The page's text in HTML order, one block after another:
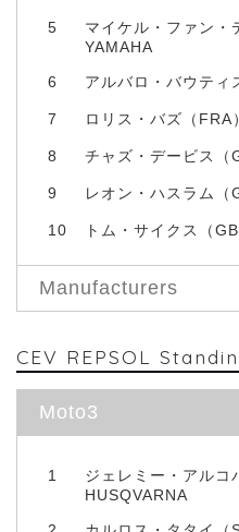
5
マイケル・ファン・
YAMAHA
6 アルバロ・バウティ
7 ロリス・バズ（FRA
8 チャズ・デービス（
9 レオン・ハスラム（
10 トム・サイクス（
Manufacturers
CEV REPSOL
Moto3
1
ジェレミー・アルコ
HUSQVARNA